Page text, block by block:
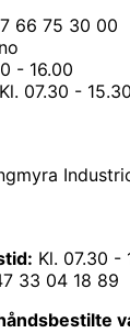
66 75 30 00
- 16.00
Kl. 07.30 - 15.30
Kl. 07.30 -
33 04 18 89